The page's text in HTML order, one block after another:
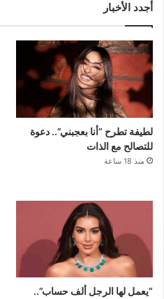
أجدد الأخبار
لطيفة تطرح “أنا بعجبني”.. دعوة
للتصالح مع الذات
منذ 18 ساعة
“يعمل لها الرجل ألف حساب”..